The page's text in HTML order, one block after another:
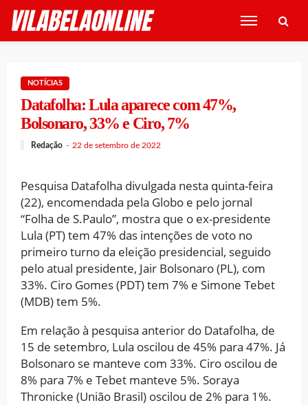
NOTÍCIAS
Datafolha: Lula aparece com 47%,
Bolsonaro, 33% e Ciro, 7%
Redação 22 de setembro de 2022
Pesquisa Datafolha divulgada nesta quinta-feira
(22), encomendada pela Globo e pelo jornal
“Folha de S.Paulo”, mostra que o ex-presidente
Lula (PT) tem 47% das intenções de voto no
primeiro turno da eleição presidencial, seguido
pelo atual presidente, Jair Bolsonaro (PL), com
33%. Ciro Gomes (PDT) tem 7% e Simone Tebet
(MDB) tem 5%.
Em relação à pesquisa anterior do Datafolha, de
15 de setembro, Lula oscilou de 45% para 47%. Já
Bolsonaro se manteve com 33%. Ciro oscilou de
8% para 7% e Tebet manteve 5%. Soraya
Thronicke (União Brasil) oscilou de 2% para 1%.